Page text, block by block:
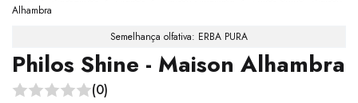
Alhambra
Semelhança olfativa: ERBA PURA
Philos Shine - Maison Alhambra
(0)